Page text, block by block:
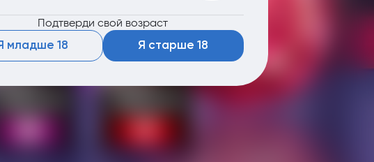
Подтверди свой возраст
младше 18 Я старше 18